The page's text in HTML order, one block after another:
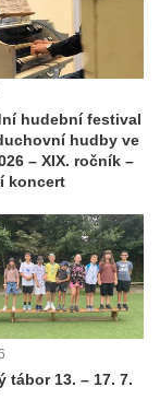
hudební festival
hudby ve
– XIX. ročník –
koncert
tábor 13. – 17. 7.